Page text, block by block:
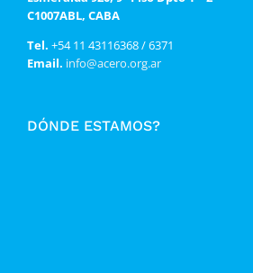
C1007ABL, CABA
Tel. +54 11 43116368 / 6371
Email. info@acero.org.ar
DÓNDE ESTAMOS?